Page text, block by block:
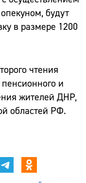
будут
в размере 1200
чтения
и
жителей ДНР,
областей РФ.